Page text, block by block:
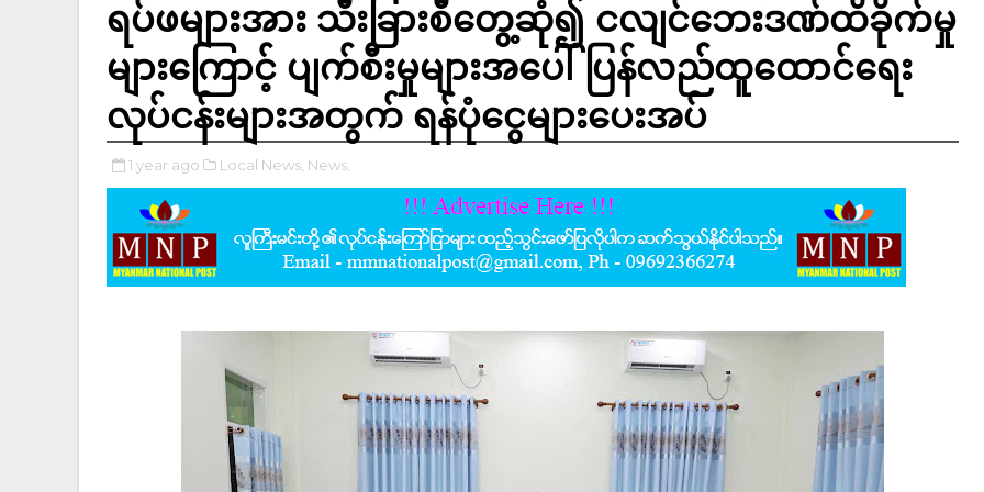
ရပ်ဖများအား သီးခြားစီတွေ့ဆုံ၍ ငလျင်ဘေးဒဏ်ထိခိုက်မှု
များကြောင့် ပျက်စီးမှုများအပေါ် ပြန်လည်ထူထောင်ရေး
လုပ်ငန်းများအတွက် ရန်ပုံငွေများပေးအပ်
1 year ago Local News, News,